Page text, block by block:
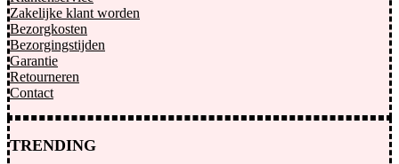
Zakelijke klant worden
Bezorgkosten
Bezorgingstijden
Garantie
Retourneren
Contact
TRENDING